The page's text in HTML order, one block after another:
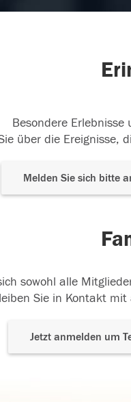
Besondere
über die Ereignisse,
Melden Sie sich bitte
sowohl alle
Sie in Kontakt
Jetzt anmelden um